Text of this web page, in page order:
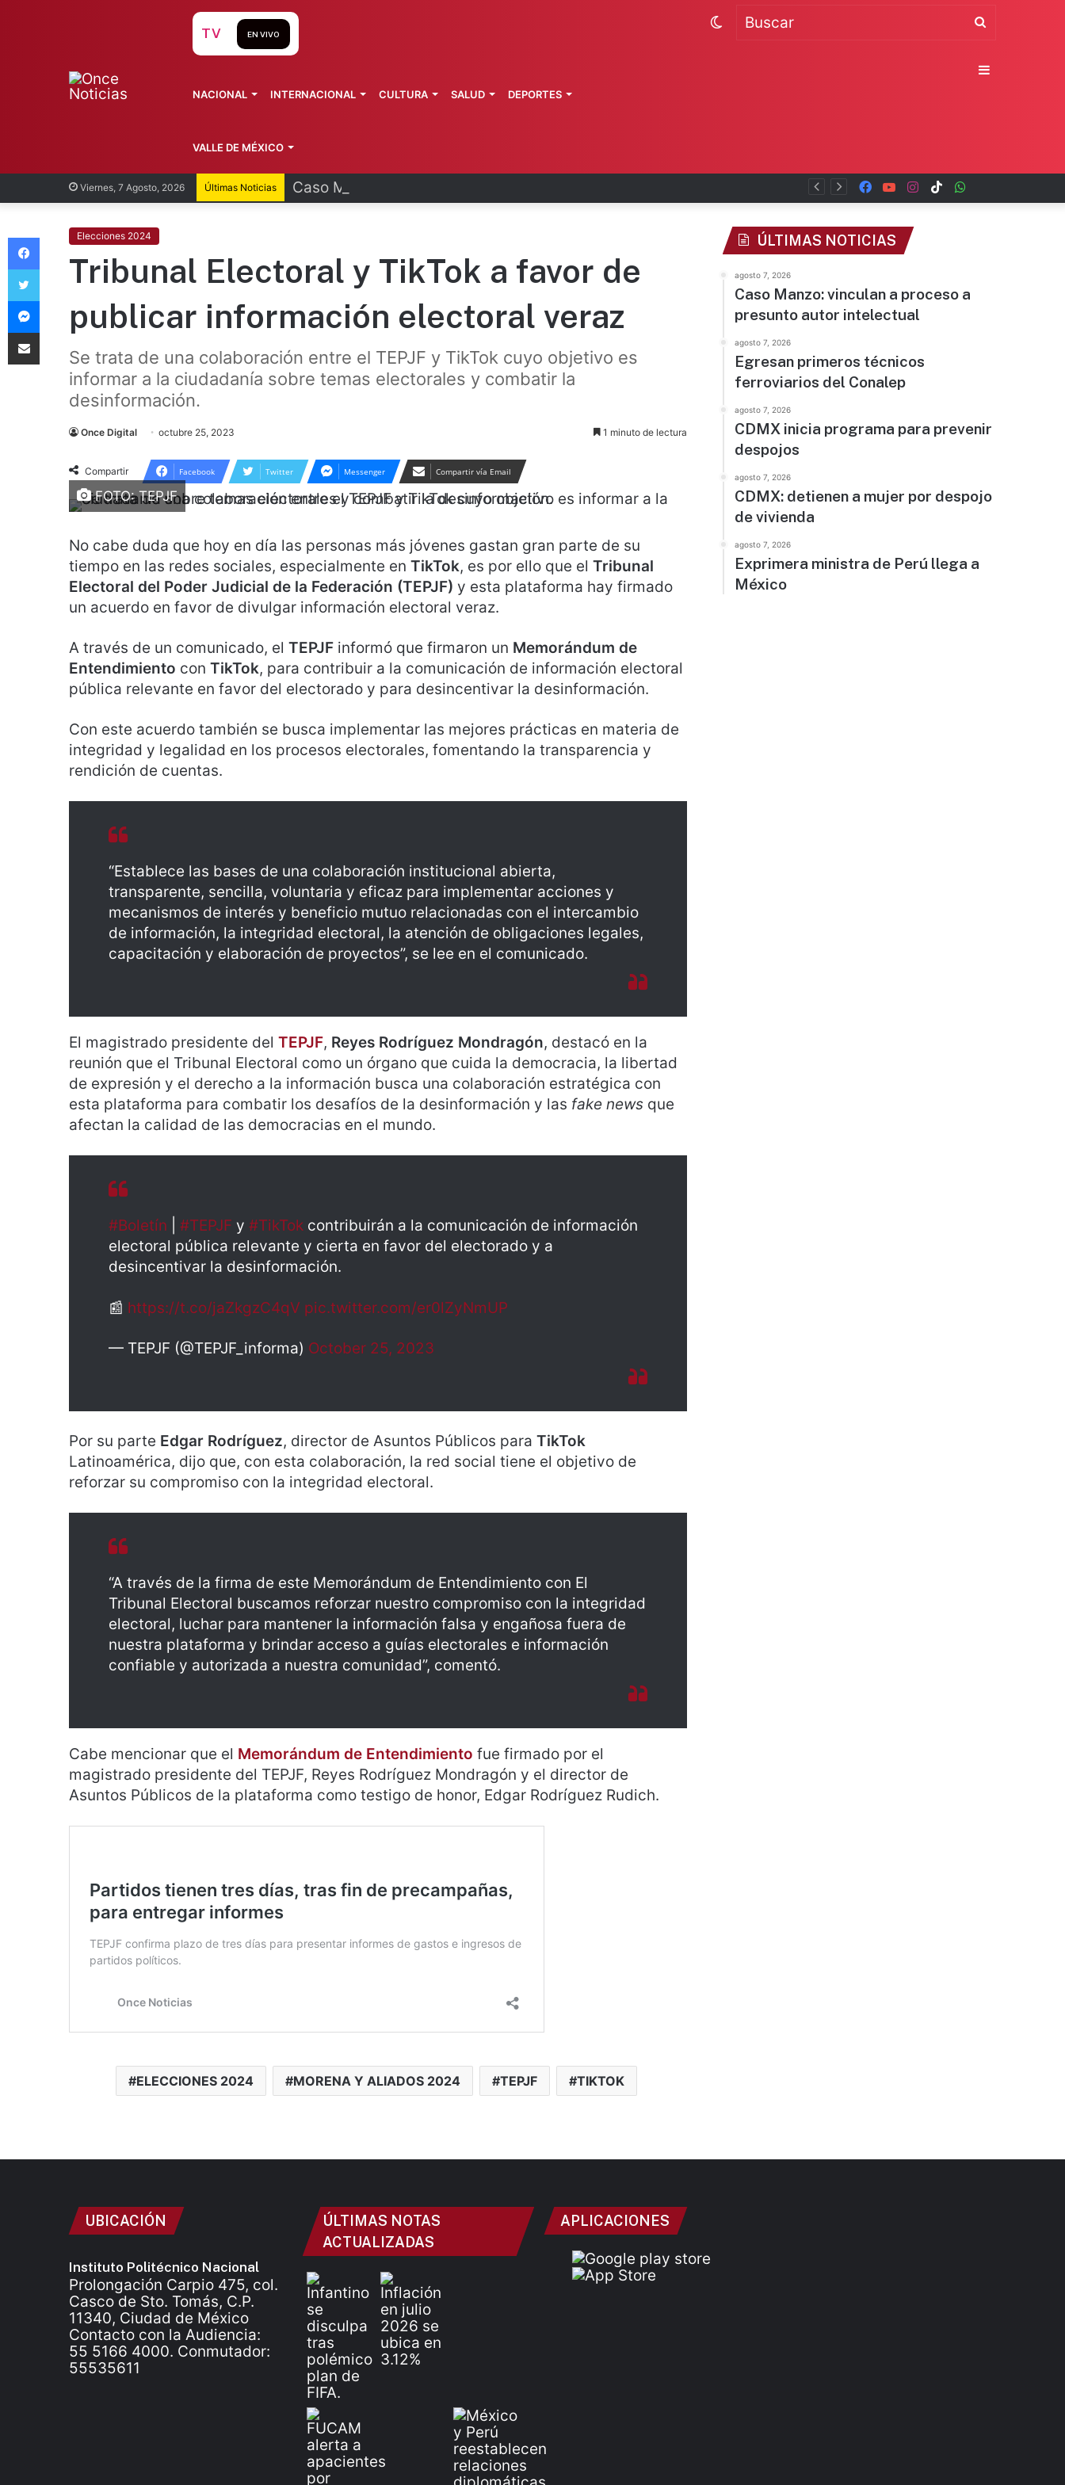
Viernes, 7 Agosto, 2026 Últimas Noticias Caso Manzo: vinculan a proceso a presunto autor intelectual TikTok
Instagram
YouTube
Facebook
TV EN VIVO
NACIONAL INTERNACIONAL CULTURA SALUD DEPORTES
VALLE DE MÉXICO
Buscar
Switch
Sidebar
Elecciones 2024
Tribunal Electoral y TikTok a favor de
publicar información electoral veraz
Se trata de una colaboración entre el TEPJF y TikTok cuyo objetivo es
informar a la ciudadanía sobre temas electorales y combatir la
desinformación.
Once Digital octubre 25, 2023 1 minuto de lectura
Compartir Facebook Twitter Messenger Compartir vía Email
FOTO: TEPJF
No cabe duda que hoy en día las personas más jóvenes gastan gran parte de su
tiempo en las redes sociales, especialmente en TikTok, es por ello que el Tribunal
Electoral del Poder Judicial de la Federación (TEPJF) y esta plataforma hay firmado
un acuerdo en favor de divulgar información electoral veraz.
A través de un comunicado, el TEPJF informó que firmaron un Memorándum de
Entendimiento con TikTok, para contribuir a la comunicación de información electoral
pública relevante en favor del electorado y para desincentivar la desinformación.
Con este acuerdo también se busca implementar las mejores prácticas en materia de
integridad y legalidad en los procesos electorales, fomentando la transparencia y
rendición de cuentas.
“Establece las bases de una colaboración institucional abierta,
transparente, sencilla, voluntaria y eficaz para implementar acciones y
mecanismos de interés y beneficio mutuo relacionadas con el intercambio
de información, la integridad electoral, la atención de obligaciones legales,
capacitación y elaboración de proyectos”, se lee en el comunicado.
El magistrado presidente del TEPJF, Reyes Rodríguez Mondragón, destacó en la
reunión que el Tribunal Electoral como un órgano que cuida la democracia, la libertad
de expresión y el derecho a la información busca una colaboración estratégica con
esta plataforma para combatir los desafíos de la desinformación y las fake news que
afectan la calidad de las democracias en el mundo.
#Boletín #TEPJF y #TikTok contribuirán a la comunicación de información
electoral pública relevante y cierta en favor del electorado y a
desincentivar la desinformación.
📰 https://t.co/jaZkgzC4qV pic.twitter.com/er0lZyNmUP
— TEPJF (@TEPJF_informa) October 25, 2023
Por su parte Edgar Rodríguez, director de Asuntos Públicos para TikTok
Latinoamérica, dijo que, con esta colaboración, la red social tiene el objetivo de
reforzar su compromiso con la integridad electoral.
“A través de la firma de este Memorándum de Entendimiento con El
Tribunal Electoral buscamos reforzar nuestro compromiso con la integridad
electoral, luchar para mantener la información falsa y engañosa fuera de
nuestra plataforma y brindar acceso a guías electorales e información
confiable y autorizada a nuestra comunidad”, comentó.
Cabe mencionar que el Memorándum de Entendimiento fue firmado por el
magistrado presidente del TEPJF, Reyes Rodríguez Mondragón y el director de
Asuntos Públicos de la plataforma como testigo de honor, Edgar Rodríguez Rudich.
ELECCIONES 2024 MORENA Y ALIADOS 2024 TEPJF TIKTOK
ÚLTIMAS NOTICIAS
agosto 7, 2026
Caso Manzo: vinculan a proceso a
presunto autor intelectual
agosto 7, 2026
Egresan primeros técnicos
ferroviarios del Conalep
agosto 7, 2026
CDMX inicia programa para prevenir
despojos
agosto 7, 2026
CDMX: detienen a mujer por despojo
de vivienda
agosto 7, 2026
Exprimera ministra de Perú llega a
México
UBICACIÓN
Instituto Politécnico Nacional
Prolongación Carpio 475, col.
Casco de Sto. Tomás, C.P.
11340, Ciudad de México
Contacto con la Audiencia:
55 5166 4000. Conmutador:
55535611
ÚLTIMAS NOTAS
ACTUALIZADAS
APLICACIONES
Facebook
Twitter
Messenger
Compartir vía Email